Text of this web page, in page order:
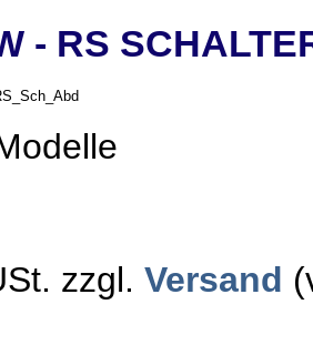
- RS
zzgl. Versand